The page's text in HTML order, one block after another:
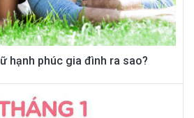
hạnh phúc gia đình ra sao?